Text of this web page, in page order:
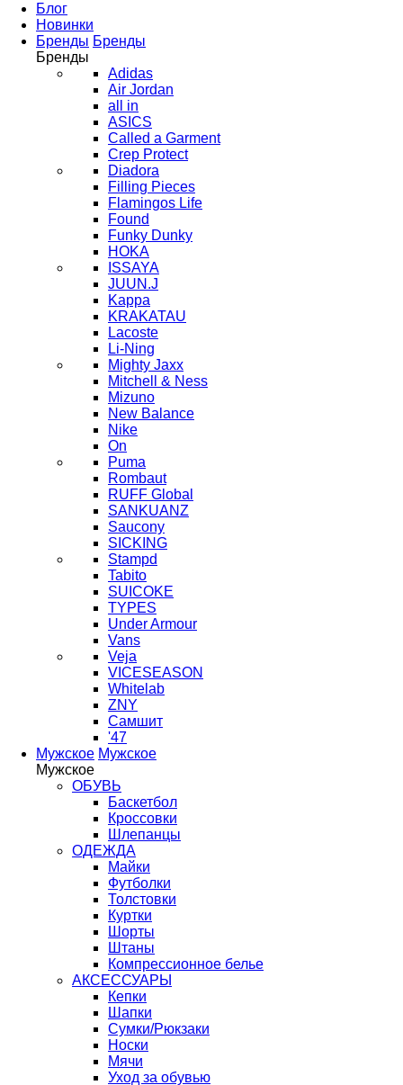
Блог
Новинки
Бренды Бренды
Бренды
Adidas
Air Jordan
all in
ASICS
Called a Garment
Crep Protect
Diadora
Filling Pieces
Flamingos Life
Found
Funky Dunky
HOKA
ISSAYA
JUUN.J
Kappa
KRAKATAU
Lacoste
Li-Ning
Mighty Jaxx
Mitchell & Ness
Mizuno
New Balance
Nike
On
Puma
Rombaut
RUFF Global
SANKUANZ
Saucony
SICKING
Stampd
Tabito
SUICOKE
TYPES
Under Armour
Vans
Veja
VICESEASON
Whitelab
ZNY
Самшит
'47
Мужское Мужское
Мужское
ОБУВЬ
Баскетбол
Кроссовки
Шлепанцы
ОДЕЖДА
Майки
Футболки
Толстовки
Куртки
Шорты
Штаны
Компрессионное белье
АКСЕССУАРЫ
Кепки
Шапки
Сумки/Рюкзаки
Носки
Мячи
Уход за обувью